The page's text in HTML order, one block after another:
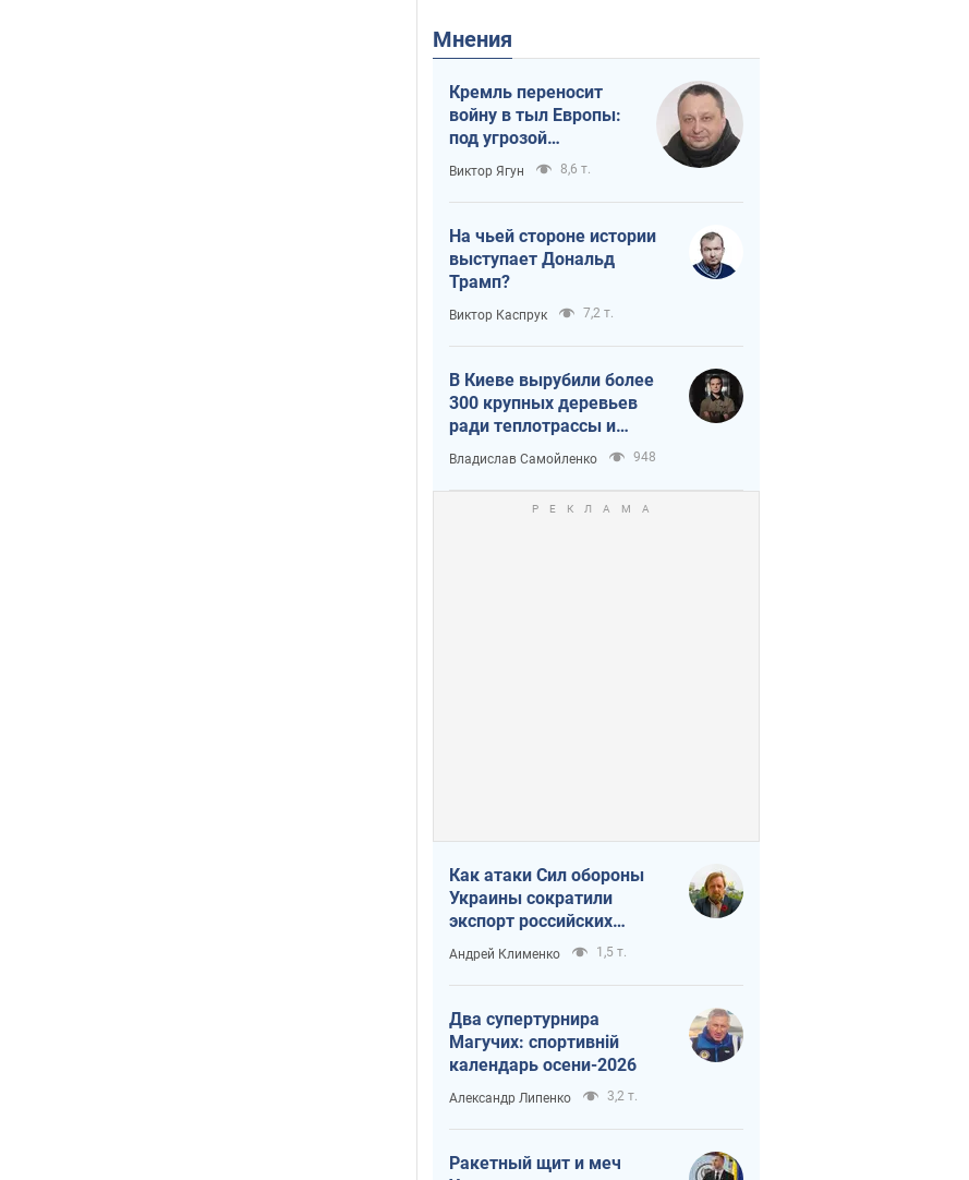
Мнения
Кремль переносит
войну в тыл Европы:
под угрозой
критическая
логистика
Виктор Ягун 8,6 т.
На чьей стороне истории
выступает Дональд
Трамп?
Виктор Каспрук 7,2 т.
В Киеве вырубили более
300 крупных деревьев
ради теплотрассы и
вопреки Генплану
Владислав Самойленко 948
Как атаки Сил обороны
Украины сократили
экспорт российских
нефтепродуктов
Андрей Клименко 1,5 т.
Два супертурнира
Магучих: спортивній
календарь осени-2026
Александр Липенко 3,2 т.
Ракетный щит и меч